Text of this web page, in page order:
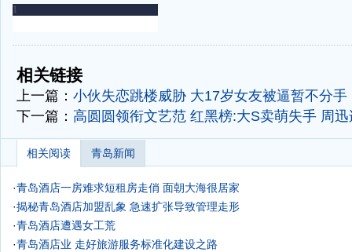
-
相关链接
上一篇： 小伙失恋跳楼威胁 大17岁女友被逼暂不分手
下一篇： 高圆圆领衔文艺范 红黑榜:大S卖萌失手 周
相关阅读 青岛新闻
·青岛酒店一房难求短租房走俏 面朝大海很居家
·揭秘青岛酒店加盟乱象 急速扩张导致管理走形
·青岛酒店遭遇女工荒
·青岛酒店业 走好旅游服务标准化建设之路